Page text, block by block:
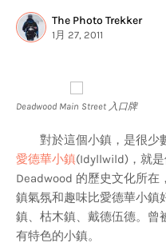
The Photo Trekker
1月 27, 2011
Deadwood Main Street 入口牌
對於這個小鎮，是很少
愛德華小鎮(Idyllwild)，就
Deadwood 的歷史文化所
鎮氣氛和趣味比愛德華小鎮
鎮、枯木鎮、戴德伍德。曾
有特色的小鎮。